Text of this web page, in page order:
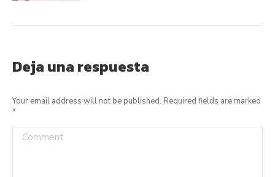
Deja una respuesta
Your email address will not be published. Required fields are marked
*
Comment